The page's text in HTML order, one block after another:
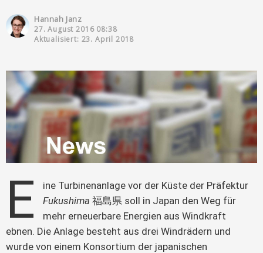
Hannah Janz
27. August 2016 08:38
Aktualisiert: 23. April 2018
E
ine Turbinenanlage vor der Küste der Präfektur
Fukushima 福島県 soll in Japan den Weg für
mehr erneuerbare Energien aus Windkraft
ebnen. Die Anlage besteht aus drei Windrädern und
wurde von einem Konsortium der japanischen